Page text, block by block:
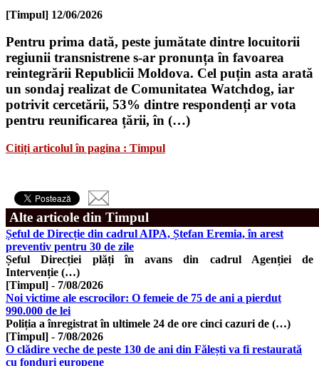
[Timpul] 12/06/2026
Pentru prima dată, peste jumătate dintre locuitorii
regiunii transnistrene s-ar pronunța în favoarea
reintegrării Republicii Moldova. Cel puțin asta arată
un sondaj realizat de Comunitatea Watchdog, iar
potrivit cercetării, 53% dintre respondenți ar vota
pentru reunificarea țării, în (…)
Citiți articolul în pagina : Timpul
Alte articole din Timpul
Șeful de Direcție din cadrul AIPA, Ștefan Eremia, în arest
preventiv pentru 30 de zile
Șeful Direcției plăți în avans din cadrul Agenției de
Intervenție (…)
[Timpul] - 7/08/2026
Noi victime ale escrocilor: O femeie de 75 de ani a pierdut
990.000 de lei
Poliția a înregistrat în ultimele 24 de ore cinci cazuri de (…)
[Timpul] - 7/08/2026
O clădire veche de peste 130 de ani din Fălești va fi restaurată
cu fonduri europene